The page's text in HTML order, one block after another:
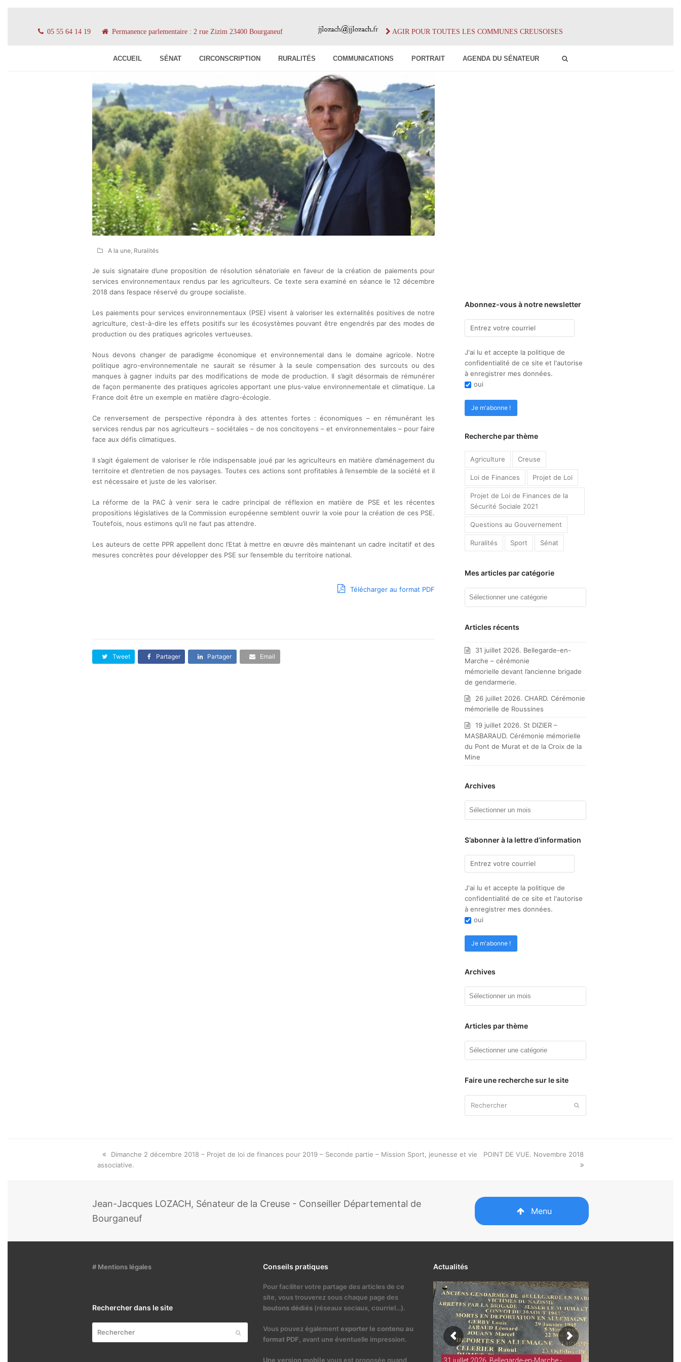
05 55 64 14 19 Permanence parlementaire : 2 rue Zizim 23400 Bourganeuf AGIR POUR TOUTES LES COMMUNES CREUSOISES
ACCUEIL SÉNAT CIRCONSCRIPTION RURALITÉS COMMUNICATIONS PORTRAIT AGENDA DU SÉNATEUR
A la une Ruralités
Je suis signataire d’une proposition de résolution sénatoriale en faveur de la création de paiements pour
services environnementaux rendus par les agriculteurs. Ce texte sera examiné en séance le 12 décembre
2018 dans l’espace réservé du groupe socialiste.
Les paiements pour services environnementaux (PSE) visent à valoriser les externalités positives de notre
agriculture, c’est-à-dire les effets positifs sur les écosystèmes pouvant être engendrés par des modes de
production ou des pratiques agricoles vertueuses.
Nous devons changer de paradigme économique et environnemental dans le domaine agricole. Notre
politique agro-environnementale ne saurait se résumer à la seule compensation des surcouts ou des
manques à gagner induits par des modifications de mode de production. Il s’agit désormais de rémunérer
de façon permanente des pratiques agricoles apportant une plus-value environnementale et climatique. La
France doit être un exemple en matière d’agro-écologie.
Ce renversement de perspective répondra à des attentes fortes : économiques – en rémunérant les
services rendus par nos agriculteurs – sociétales – de nos concitoyens – et environnementales – pour faire
face aux défis climatiques.
Il s’agit également de valoriser le rôle indispensable joué par les agriculteurs en matière d’aménagement du
territoire et d’entretien de nos paysages. Toutes ces actions sont profitables à l’ensemble de la société et il
est nécessaire et juste de les valoriser.
La réforme de la PAC à venir sera le cadre principal de réflexion en matière de PSE et les récentes
propositions législatives de la Commission européenne semblent ouvrir la voie pour la création de ces PSE.
Toutefois, nous estimons qu’il ne faut pas attendre.
Les auteurs de cette PPR appellent donc l’Etat à mettre en œuvre dès maintenant un cadre incitatif et des
mesures concrètes pour développer des PSE sur l’ensemble du territoire national.
Télécharger au format PDF
Tweet Partager Partager Email
Abonnez-vous à notre newsletter
J'ai lu et accepte la politique de
confidentialité de ce site et l'autorise
à enregistrer mes données.
oui
Recherche par thème
Agriculture Creuse
Loi de Finances Projet de Loi
Projet de Loi de Finances de la
Sécurité Sociale 2021
Questions au Gouvernement
Ruralités Sport Sénat
Mes articles par catégorie
Mes
catégorie
Articles récents
31 juillet 2026. Bellegarde-en-
Marche – cérémonie
mémorielle devant l’ancienne brigade
de gendarmerie.
26 juillet 2026. CHARD. Cérémonie
mémorielle de Roussines
19 juillet 2026. St DIZIER –
MASBARAUD. Cérémonie mémorielle
du Pont de Murat et de la Croix de la
Mine
Archives
S’abonner à la lettre d’information
J'ai lu et accepte la politique de
confidentialité de ce site et l'autorise
à enregistrer mes données.
oui
Archives
Articles par thème
Articles
Faire une recherche sur le site
Onglet
précédent:
Dimanche 2 décembre 2018 – Projet de loi de finances pour 2019 – Seconde partie – Mission Sport, jeunesse et vie
associative.
next
POINT DE VUE. Novembre 2018
Jean-Jacques LOZACH, Sénateur de la Creuse - Conseiller Départemental de
Bourganeuf
Menu
# Mentions légales
Rechercher dans le site
Envoyer
Conseils pratiques
Pour faciliter votre partage des articles de ce
site, vous trouverez sous chaque page des
boutons dédiés(réseaux sociaux, courriel…).
Vous pouvez égalementexporter le contenu au
format PDF , avant une éventuelle impression.
Une version mobile vous est proposée quand
Actualités